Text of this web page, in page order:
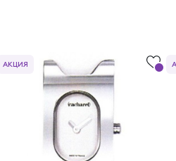
АКЦИЯ